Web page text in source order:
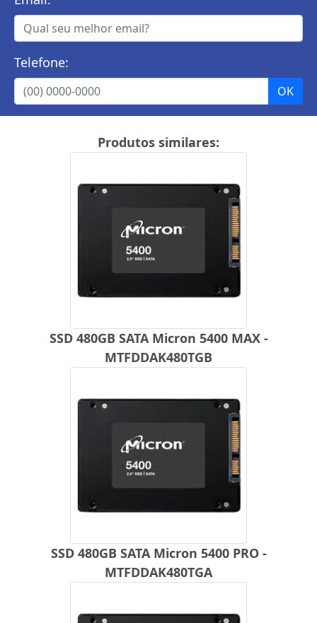
Telefone:
Produtos similares:
SSD 480GB SATA Micron 5400 MAX -
MTFDDAK480TGB
SSD 480GB SATA Micron 5400 PRO -
MTFDDAK480TGA